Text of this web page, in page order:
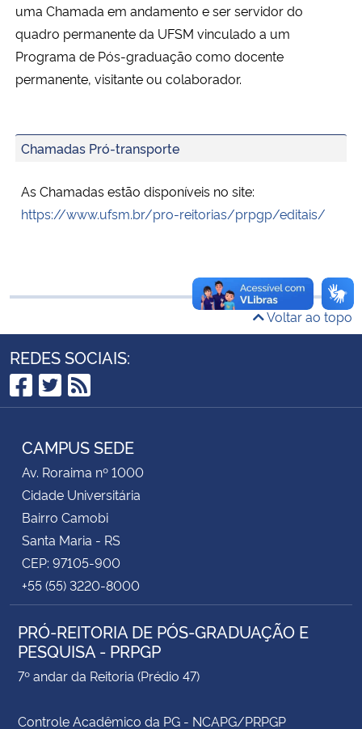
Ministério da Cidadania
Ministério da Saúde
Ministério da Ciência, Tecnologia, Inovações e Comunicações
Ministério do Meio Ambiente
Ministério da Mulher, da Família e dos Direitos Humanos
Secretaria de Governo
Gabinete de Segurança Institucional
uma Chamada em andamento e ser servidor do
quadro permanente da UFSM vinculado a um
Programa de Pós-graduação como docente
permanente, visitante ou colaborador.
Chamadas Pró-transporte
As Chamadas estão disponíveis no site:
https://www.ufsm.br/pro-reitorias/prpgp/editais/
Voltar ao topo
REDES SOCIAIS:
Facebook
Twitter
RSS
CAMPUS SEDE
Av. Roraima nº 1000
Cidade Universitária
Bairro Camobi
Santa Maria - RS
CEP: 97105-900
+55 (55) 3220-8000
PRÓ-REITORIA DE PÓS-GRADUAÇÃO E
PESQUISA - PRPGP
7º andar da Reitoria (Prédio 47)
Controle Acadêmico da PG - NCAPG/PRPGP